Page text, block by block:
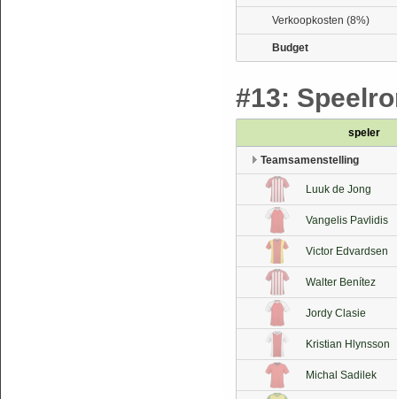
Verkoopkosten (8%)
Budget
#13:
speler
Teamsamenstelling
Luuk de Jong
Vangelis Pavlidis
Victor Edvardsen
Walter Benítez
Jordy Clasie
Kristian Hlynsson
Michal Sadilek